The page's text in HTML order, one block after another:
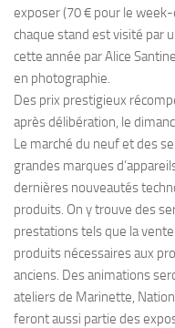
exposer (70 € pour le
chaque stand est visité par
cette année par Alice
en photographie.
Des prix prestigieux
après délibération, le
Le marché du neuf et des
grandes marques
dernières nouveautés
produits. On y trouve des
prestations tels que la
produits nécessaires aux
anciens. Des animations
ateliers de Marinette,
feront aussi partie des